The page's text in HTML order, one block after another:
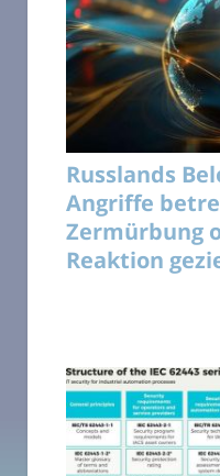
Russlands
Angriffe
Zermürbung
Reaktion